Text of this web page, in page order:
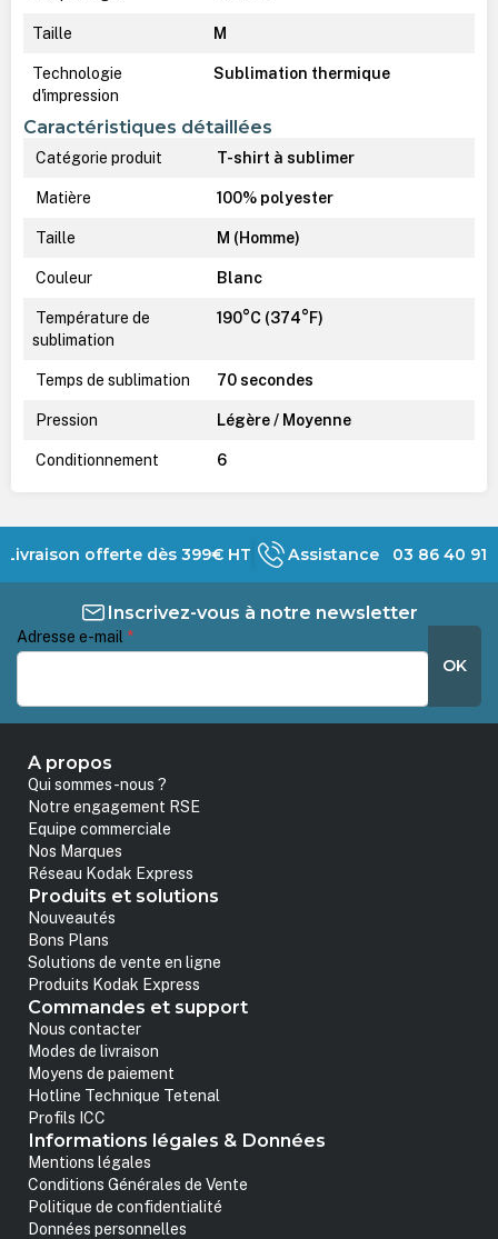
Taille M
Technologie
d'impression
Sublimation thermique
Caractéristiques détaillées
Catégorie produit T-shirt à sublimer
Matière 100% polyester
Taille M (Homme)
Couleur Blanc
Température de
sublimation
190°C (374°F)
Temps de sublimation 70 secondes
Pression Légère / Moyenne
Conditionnement 6
Livraison offerte dès 399€ HT Assistance 03 86 40 91
Inscrivez-vous à notre newsletter
Adresse e-mail *
OK
A propos
Qui sommes-nous ?
Notre engagement RSE
Equipe commerciale
Nos Marques
Réseau Kodak Express
Produits et solutions
Nouveautés
Bons Plans
Solutions de vente en ligne
Produits Kodak Express
Commandes et support
Nous contacter
Modes de livraison
Moyens de paiement
Hotline Technique Tetenal
Profils ICC
Informations légales & Données
Mentions légales
Conditions Générales de Vente
Politique de confidentialité
Données personnelles